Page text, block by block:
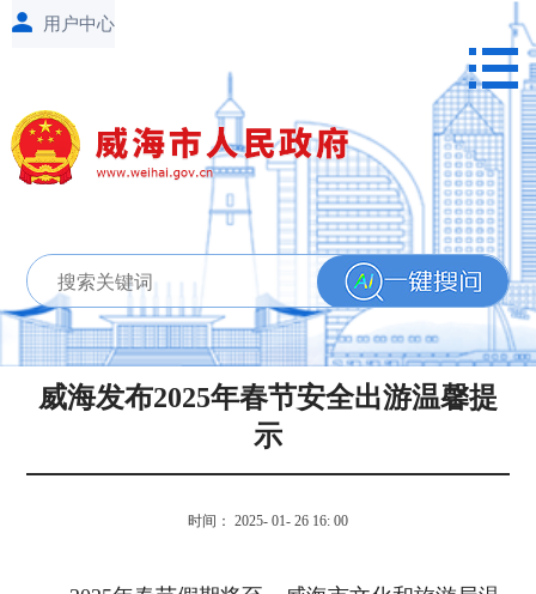
威海发布2025年春节安全出游温馨提
示
时间： 2025- 01- 26 16: 00